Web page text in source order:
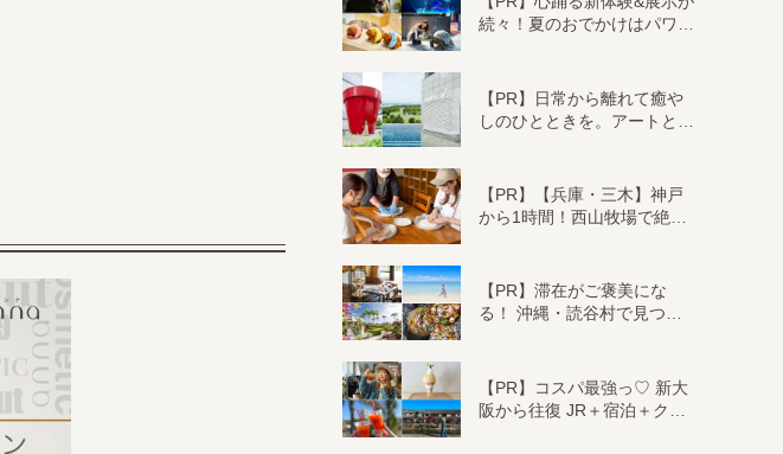
続々！夏のおでかけはパワ…
【PR】日常から離れて癒や
しのひとときを。アートと…
【PR】【兵庫・三木】神戸
から1時間！西山牧場で絶…
【PR】滞在がご褒美にな
る！ 沖縄・読谷村で見つ…
【PR】コスパ最強っ♡ 新大
阪から往復 JR＋宿泊＋ク…